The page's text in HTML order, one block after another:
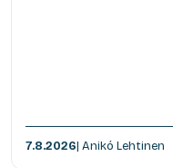
7.8.2026| Anikó Lehtinen